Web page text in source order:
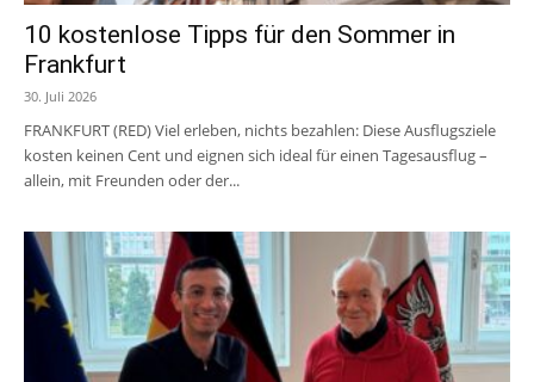
10 kostenlose Tipps für den Sommer in
Frankfurt
30. Juli 2026
FRANKFURT (RED) Viel erleben, nichts bezahlen: Diese Ausflugsziele
kosten keinen Cent und eignen sich ideal für einen Tagesausflug –
allein, mit Freunden oder der...